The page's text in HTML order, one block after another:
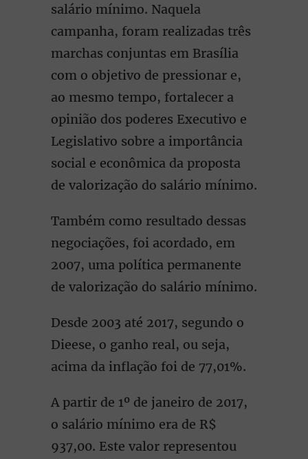
salário mínimo. Naquela
campanha, foram realizadas três
marchas conjuntas em Brasília
com o objetivo de pressionar e,
ao mesmo tempo, fortalecer a
opinião dos poderes Executivo e
Legislativo sobre a importância
social e econômica da proposta
de valorização do salário mínimo.
Também como resultado dessas
negociações, foi acordado, em
2007, uma política permanente
de valorização do salário mínimo.
Desde 2003 até 2017, segundo o
Dieese, o ganho real, ou seja,
acima da inflação foi de 77,01%.
A partir de 1º de janeiro de 2017,
o salário mínimo era de R$
937,00. Este valor representou